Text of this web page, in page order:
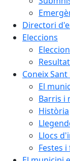
Directori
Eleccions
Coneix Sant
El
Barris i
Història
Llocs
Festes